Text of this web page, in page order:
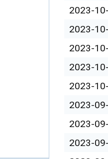
2023-
2023-
2023-
2023-
2023-
2023-
2023-
2023-